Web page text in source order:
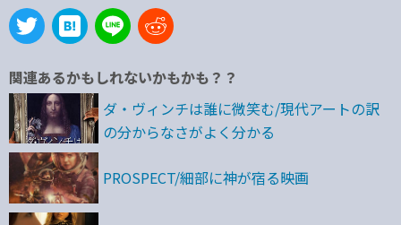
関連あるかもしれないかもかも？？
ダ・ヴィンチは誰に微笑む/現代アートの訳
の分からなさがよく分かる
PROSPECT/細部に神が宿る映画